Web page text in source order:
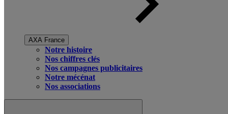
AXA France
Notre histoire
Nos chiffres clés
Nos campagnes publicitaires
Notre mécénat
Nos associations